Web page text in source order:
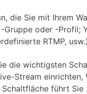
die Sie mit Ihrem
oder -Profil;
RTMP,
die wichtigsten
Stream einrichten,
führt Sie